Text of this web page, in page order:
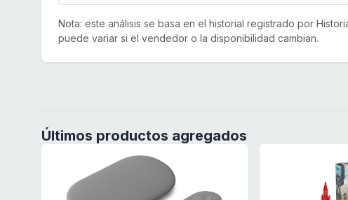
Nota: este análisis se basa en el historial registrado por
puede variar si el vendedor o la disponibilidad cambian.
Últimos productos agregados